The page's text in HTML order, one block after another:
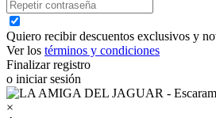
Quiero recibir descuentos exclusivos y
Ver los términos y condiciones
Finalizar registro
o iniciar sesión
×